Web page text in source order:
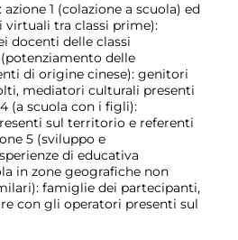
: azione 1 (colazione a scuola) ed
virtuali tra classi prime):
docenti delle classi
delle
di origine cinese): genitori
mediatori culturali presenti
(a scuola con i figli):
sul territorio e referenti
5 (sviluppo e
di educativa
in zone geografiche non
famiglie dei partecipanti,
con gli operatori presenti sul